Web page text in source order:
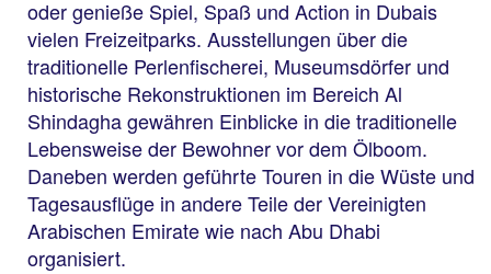
oder genieße Spiel, Spaß und Action in Dubais
vielen Freizeitparks. Ausstellungen über die
traditionelle Perlenfischerei, Museumsdörfer und
historische Rekonstruktionen im Bereich Al
Shindagha gewähren Einblicke in die traditionelle
Lebensweise der Bewohner vor dem Ölboom.
Daneben werden geführte Touren in die Wüste und
Tagesausflüge in andere Teile der Vereinigten
Arabischen Emirate wie nach Abu Dhabi
organisiert.